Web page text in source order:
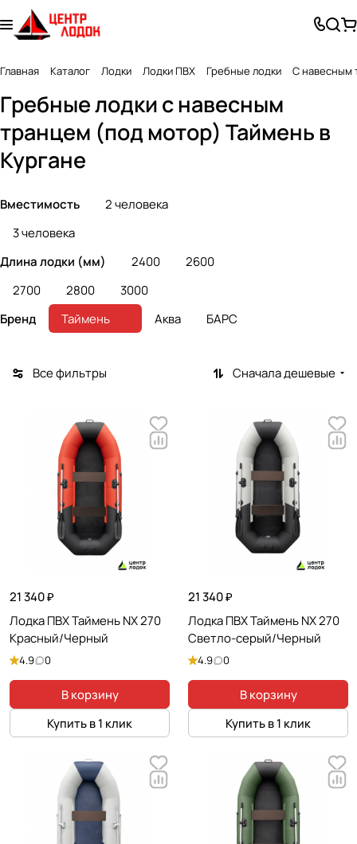
Главная Каталог Лодки Лодки ПВХ Гребные лодки С навесным
Гребные лодки с навесным
транцем (под мотор) Таймень в
Кургане
Вместимость
2 человека
3 человека
Длина лодки (мм)
2400
2600
2700
2800
3000
Бренд
Аква БАРС
Таймень
Все фильтры Сначала дешевые
21 340 ₽
Лодка ПВХ Таймень NX 270
Красный/Черный
4.9 0
В корзину
Купить в 1 клик
21 340 ₽
Лодка ПВХ Таймень NX 270
Светло-серый/Черный
4.9 0
В корзину
Купить в 1 клик